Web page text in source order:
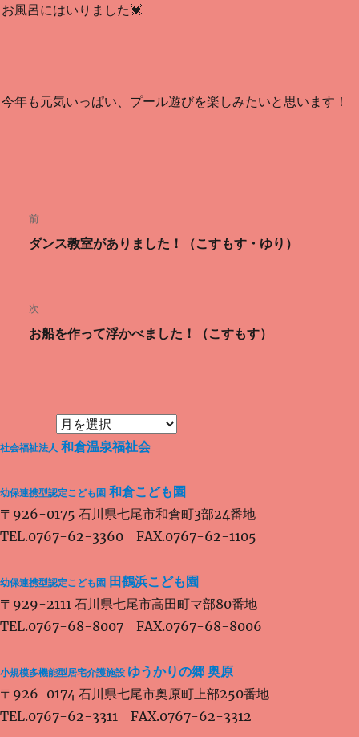
お風呂にはいりました💓
今年も元気いっぱい、プール遊びを楽しみたいと思います！
稿
ゲ
ン
前
前
稿:
ダンス教室がありました！（こすもす・ゆり）
次
次
お船を作って浮かべました！（こすもす）
社会福祉法人 和倉温泉福祉会
幼保連携型認定こども園 和倉こども園
〒926-0175 石川県七尾市和倉町3部24番地
TEL.0767-62-3360 FAX.0767-62-1105
幼保連携型認定こども園 田鶴浜こども園
〒929-2111 石川県七尾市高田町マ部80番地
TEL.0767-68-8007 FAX.0767-68-8006
小規模多機能型居宅介護施設 ゆうかりの郷 奥原
〒926-0174 石川県七尾市奥原町上部250番地
TEL.0767-62-3311 FAX.0767-62-3312